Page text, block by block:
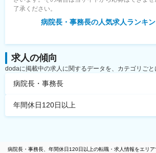
了承ください。
病院長・事務長の人気求人ランキ
求人の傾向
dodaに掲載中の求人に関するデータを、カテゴリごと
病院長・事務長
年間休日120日以上
病院長・事務長、年間休日120日以上の転職・求人情報をエリ